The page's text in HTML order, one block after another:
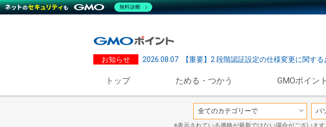
お知らせ 2026.08.07 【重要】2 段階認証設定の仕様変更に関す
トップ ためる・つかう GMOポイン
無料診断